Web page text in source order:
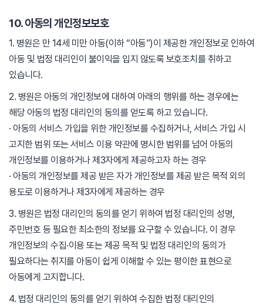
10. 아동의 개인정보보호
1. 병원은 만 14세 미만 아동(이하 “아동”)이 제공한 개인정보로 인하여
아동 및 법정 대리인이 불이익을 입지 않도록 보호조치를 취하고
있습니다.
2. 병원은 아동의 개인정보에 대하여 아래의 행위를 하는 경우에는
해당 아동의 법정 대리인의 동의를 얻도록 하고 있습니다.
· 아동의 서비스 가입을 위한 개인정보를 수집하거나, 서비스 가입 시
고지한 범위 또는 서비스 이용 약관에 명시한 범위를 넘어 아동의
개인정보를 이용하거나 제3자에게 제공하고자 하는 경우
· 아동의 개인정보를 제공 받은 자가 개인정보를 제공 받은 목적 외의
용도로 이용하거나 제3자에게 제공하는 경우
3. 병원은 법정 대리인의 동의를 얻기 위하여 법정 대리인의 성명,
주민번호 등 필요한 최소한의 정보를 요구할 수 있습니다. 이 경우
개인정보의 수집·이용 또는 제공 목적 및 법정 대리인의 동의가
필요하다는 취지를 아동이 쉽게 이해할 수 있는 평이한 표현으로
아동에게 고지합니다.
4. 법정 대리인의 동의를 얻기 위하여 수집한 법정 대리인의